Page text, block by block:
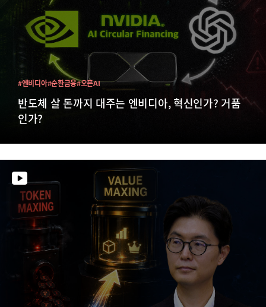
반도체 살 돈까지 대주는 엔비디아, 혁신인가? 거품
인가?
#엔비디아#순환금융#오픈AI